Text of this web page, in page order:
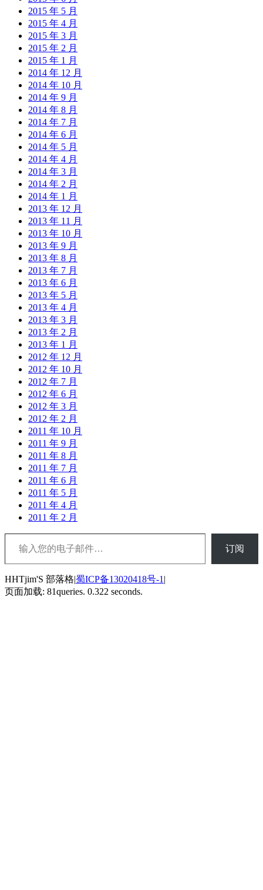
2015 年 5 月
2015 年 4 月
2015 年 3 月
2015 年 2 月
2015 年 1 月
2014 年 12 月
2014 年 10 月
2014 年 9 月
2014 年 8 月
2014 年 7 月
2014 年 6 月
2014 年 5 月
2014 年 4 月
2014 年 3 月
2014 年 2 月
2014 年 1 月
2013 年 12 月
2013 年 11 月
2013 年 10 月
2013 年 9 月
2013 年 8 月
2013 年 7 月
2013 年 6 月
2013 年 5 月
2013 年 4 月
2013 年 3 月
2013 年 2 月
2013 年 1 月
2012 年 12 月
2012 年 10 月
2012 年 7 月
2012 年 6 月
2012 年 3 月
2012 年 2 月
2011 年 10 月
2011 年 9 月
2011 年 8 月
2011 年 7 月
2011 年 6 月
2011 年 5 月
2011 年 4 月
2011 年 2 月
输入您的电子邮件…
订阅
HHTjim'S 部落格|蜀ICP备13020418号-1 |
页面加载: 81queries. 0.322 seconds.